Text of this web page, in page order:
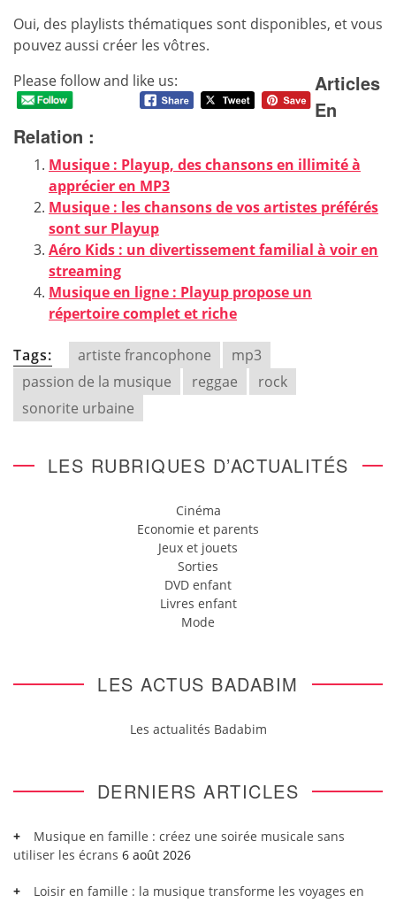
Oui, des playlists thématiques sont disponibles, et vous
pouvez aussi créer les vôtres.
Please follow and like us:
Articles
En
Relation :
Musique : Playup, des chansons en illimité à
apprécier en MP3
Musique : les chansons de vos artistes préférés
sont sur Playup
Aéro Kids : un divertissement familial à voir en
streaming
Musique en ligne : Playup propose un
répertoire complet et riche
Tags: artiste francophone
mp3
passion de la musique
reggae
rock
sonorite urbaine
LES RUBRIQUES D’ACTUALITÉS
Cinéma
Economie et parents
Jeux et jouets
Sorties
DVD enfant
Livres enfant
Mode
LES ACTUS BADABIM
Les actualités Badabim
DERNIERS ARTICLES
Musique en famille : créez une soirée musicale sans
utiliser les écrans 6 août 2026
Loisir en famille : la musique transforme les voyages en